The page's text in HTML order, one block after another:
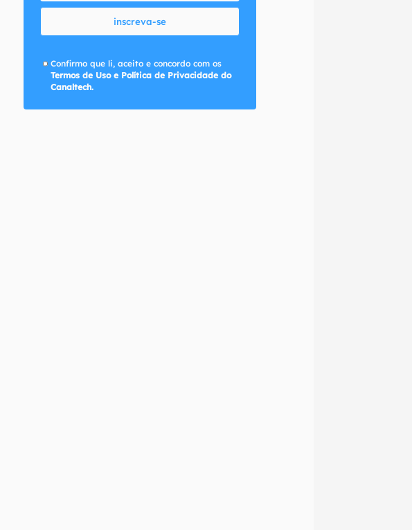
inscreva-se
Confirmo que li, aceito e concordo com os
Termos de Uso e Política de Privacidade do
Canaltech.